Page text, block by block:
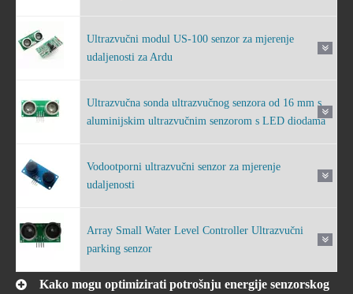
Ultrazvučni modul US-100 senzor za mjerenje
udaljenosti za Ardu
Ultrazvučna sonda ultrazvučnog senzora od 16 mm s
aluminijskim ultrazvučnim senzorom s LED diodama
Vodootporni ultrazvučni senzor za mjerenje
udaljenosti
Array Small Water Level Controller Ultrazvučni
parking senzor
Kako mogu optimizirati potrošnju energije senzorskog